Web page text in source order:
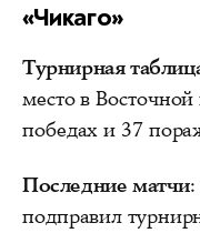
«Чикаго»
Турнирная
место в
победах и 37
Последние матчи
подправил